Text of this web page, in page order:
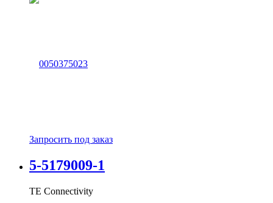
Запросить под заказ
5-5179009-1
TE Connectivity